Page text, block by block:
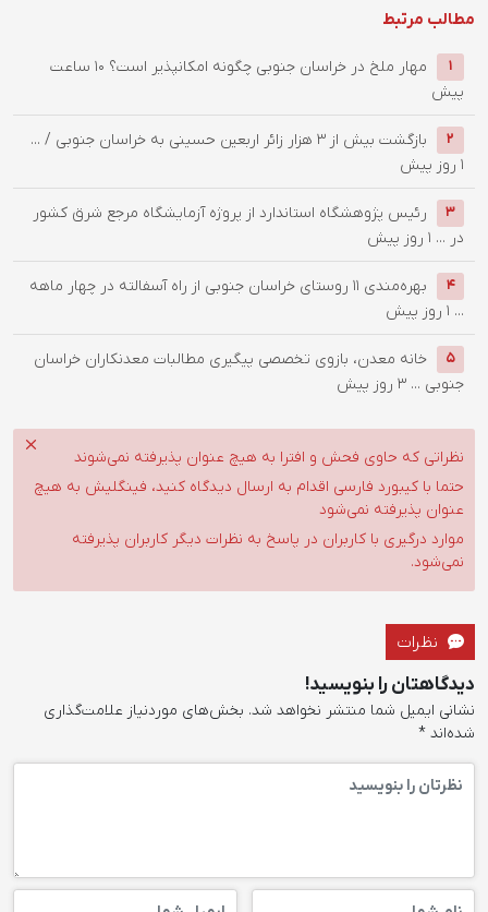
مطالب مرتبط
1 ‌مهار ملخ در خراسان جنوبی چگونه امکانپذیر است؟
10 ساعت
پیش
2
بازگشت بیش از ۳ هزار زائر اربعین حسینی به خراسان جنوبی / ...
1 روز پیش
3
رئیس پژوهشگاه استاندارد از پروژه آزمایشگاه مرجع شرق کشور
در ... 1 روز پیش
4
بهره‌مندی ۱۱ روستای خراسان جنوبی از راه آسفالته در چهار ماهه
... 1 روز پیش
5
خانه معدن، بازوی تخصصی پیگیری مطالبات معدنکاران خراسان
جنوبی ... 3 روز پیش
نظراتی که حاوی فحش و افترا به هیچ عنوان پذیرفته نمی‌شوند
حتما با کیبورد فارسی اقدام به ارسال دیدگاه کنید، فینگلیش به هیچ
عنوان پذیرفته نمی‌شود
موارد درگیری با کاربران در پاسخ به نظرات دیگر کاربران پذیرفته
نمی‌شود.
نظرات
دیدگاهتان را بنویسید!
نشانی ایمیل شما منتشر نخواهد شد. بخش‌های موردنیاز علامت‌گذاری
شده‌اند *